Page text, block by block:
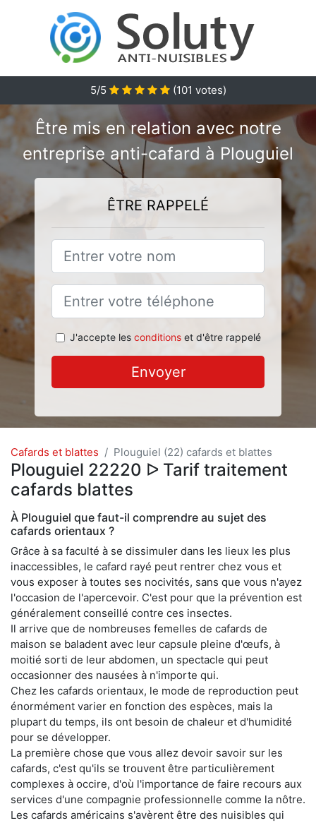
5/5 (101 votes)
Être mis en relation avec notre
entreprise anti-cafard à Plouguiel
ÊTRE RAPPELÉ
J'accepte les conditionset d'être rappelé
Envoyer
Cafards et blattes Plouguiel (22) cafards et blattes
Plouguiel 22220 ᐅ Tarif traitement
cafards blattes
À Plouguiel que faut-il comprendre au sujet des
cafards orientaux ?
Grâce à sa faculté à se dissimuler dans les lieux les plus
inaccessibles, le cafard rayé peut rentrer chez vous et
vous exposer à toutes ses nocivités, sans que vous n'ayez
l'occasion de l'apercevoir. C'est pour que la prévention est
généralement conseillé contre ces insectes.
Il arrive que de nombreuses femelles de cafards de
maison se baladent avec leur capsule pleine d'œufs, à
moitié sorti de leur abdomen, un spectacle qui peut
occasionner des nausées à n'importe qui.
Chez les cafards orientaux, le mode de reproduction peut
énormément varier en fonction des espèces, mais la
plupart du temps, ils ont besoin de chaleur et d'humidité
pour se développer.
La première chose que vous allez devoir savoir sur les
cafards, c'est qu'ils se trouvent être particulièrement
complexes à occire, d'où l'importance de faire recours aux
services d'une compagnie professionnelle comme la nôtre.
Les cafards américains s'avèrent être des nuisibles qui